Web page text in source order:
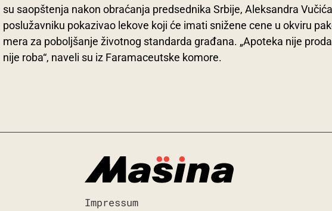
su saopštenja nakon obraćanja predsednika Srbije, Aleksandra
poslužavniku pokazivao lekove koji će imati snižene cene u okviru
mera za poboljšanje životnog standarda građana. „Apoteka nije
nije roba“, naveli su iz Faramaceutske komore.
Impressum